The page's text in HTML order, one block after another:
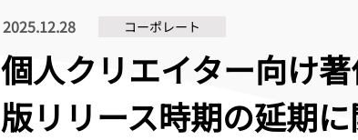
2025.12.28 コーポレート
個人クリエイター向け
版リリース時期の延期